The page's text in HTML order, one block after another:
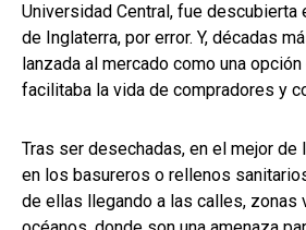
Universidad Central, fue descubierta
de Inglaterra, por error. Y, décadas
lanzada al mercado como una
facilitaba la vida de compradores y
Tras ser desechadas, en el mejor de
en los basureros o rellenos
de ellas llegando a las calles, zonas